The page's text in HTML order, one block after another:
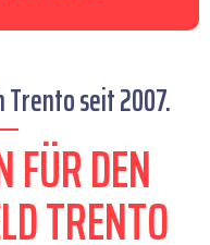
seit 2007.
DEN
TRENTO